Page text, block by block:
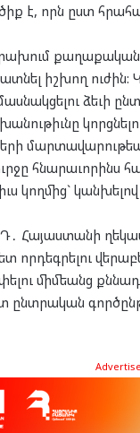
է, որն ըստ
քաղաքական
իշխող
ձեւի
կողմից`
Հայաստանի
որդեգրելու
միմեանց